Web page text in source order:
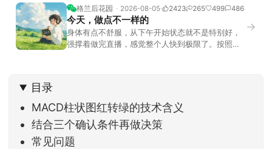
格兰后花园 2026-08-05 2423 265 499 486
今天，做点不一样的
身体有点不舒服，从下午开始状态就不是特别好，
强撑着做完直播，感觉整个人快到极限了。按照平
问的，可以给他点个赞。晚些时候，我会按点赞数
量挑选5个比较
→
目录
MACD柱状图红转绿的技术含义
结合三个确认条件再做决策
常见问题